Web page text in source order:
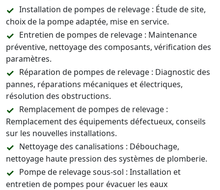
Installation de pompes de relevage : Étude de site,
choix de la pompe adaptée, mise en service.
Entretien de pompes de relevage : Maintenance
préventive, nettoyage des composants, vérification des
paramètres.
Réparation de pompes de relevage : Diagnostic des
pannes, réparations mécaniques et électriques,
résolution des obstructions.
Remplacement de pompes de relevage :
Remplacement des équipements défectueux, conseils
sur les nouvelles installations.
Nettoyage des canalisations : Débouchage,
nettoyage haute pression des systèmes de plomberie.
Pompe de relevage sous-sol : Installation et
entretien de pompes pour évacuer les eaux